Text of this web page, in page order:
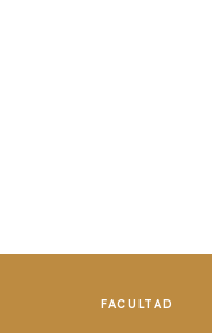
FACULTAD